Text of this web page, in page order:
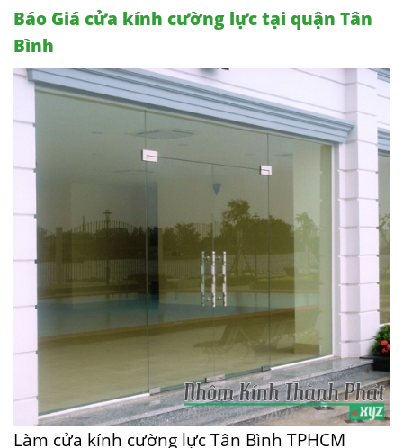
Báo Giá cửa kính cường lực tại quận Tân
Bình
Làm cửa kính cường lực Tân Bình TPHCM